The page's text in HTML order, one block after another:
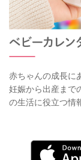
赤ちゃんの成長に
妊娠から出産まで
の生活に役立つ情